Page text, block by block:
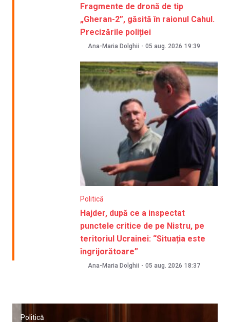
Fragmente de dronă de tip
„Gheran-2”, găsită în raionul Cahul.
Precizările poliției
Ana-Maria Dolghii - 05 aug. 2026 19:39
Politică
Hajder, după ce a inspectat
punctele critice de pe Nistru, pe
teritoriul Ucrainei: “Situația este
îngrijorătoare”
Ana-Maria Dolghii - 05 aug. 2026 18:37
Politică